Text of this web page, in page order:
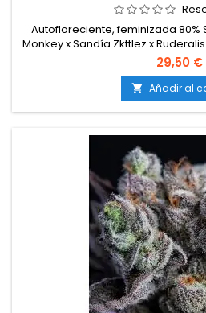
Autofloreciente, feminizada 80%
Monkey x Sandía Zkttlez x
/ m² THC: 26
29,50 €
 Añadir al